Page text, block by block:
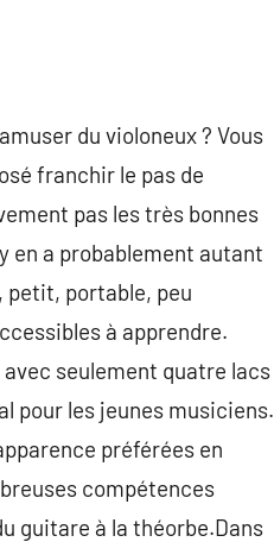
du violoneux ? Vous
franchir le pas de
pas les très bonnes
en a probablement autant
petit, portable, peu
à apprendre.
seulement quatre lacs
pour les jeunes musiciens.
préférées en
compétences
guitare à la théorbe.Dans